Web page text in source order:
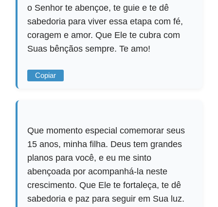
o Senhor te abençoe, te guie e te dê
sabedoria para viver essa etapa com fé,
coragem e amor. Que Ele te cubra com
Suas bênçãos sempre. Te amo!
Copiar
Que momento especial comemorar seus
15 anos, minha filha. Deus tem grandes
planos para você, e eu me sinto
abençoada por acompanhá-la neste
crescimento. Que Ele te fortaleça, te dê
sabedoria e paz para seguir em Sua luz.